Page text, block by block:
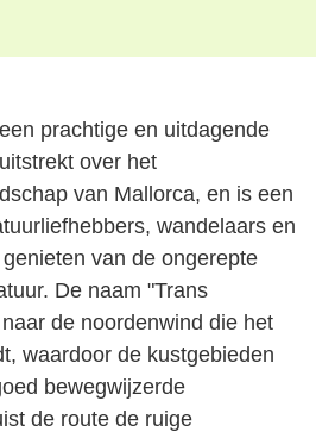
prachtige en uitdagende
over het
van Mallorca, en is een
wandelaars en
van de ongerepte
De naam "Trans
de noordenwind die het
waardoor de kustgebieden
bewegwijzerde
de route de ruige